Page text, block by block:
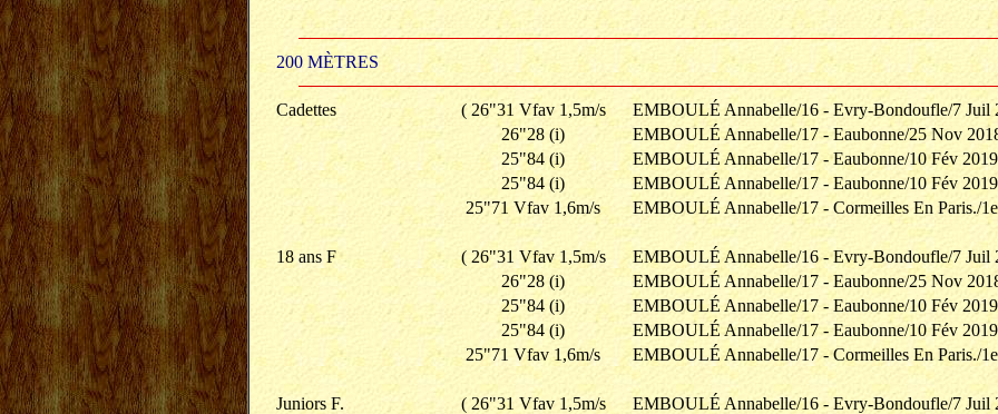
200 MÈTRES
Cadettes ( 26"31 Vfav 1,5m/s
EMBOULÉ Annabelle/16 - Evry-Bondoufle/7 Juil
26"28 (i)
EMBOULÉ Annabelle/17 - Eaubonne/25 Nov
25"84 (i)
EMBOULÉ Annabelle/17 - Eaubonne/10 Fév 2019
25"84 (i)
EMBOULÉ Annabelle/17 - Eaubonne/10 Fév 2019
25"71 Vfav 1,6m/s
EMBOULÉ Annabelle/17 - Cormeilles En Paris./
18 ans F ( 26"31 Vfav 1,5m/s
EMBOULÉ Annabelle/16 - Evry-Bondoufle/7 Juil
26"28 (i)
EMBOULÉ Annabelle/17 - Eaubonne/25 Nov
25"84 (i)
EMBOULÉ Annabelle/17 - Eaubonne/10 Fév 2019
25"84 (i)
EMBOULÉ Annabelle/17 - Eaubonne/10 Fév 2019
25"71 Vfav 1,6m/s
EMBOULÉ Annabelle/17 - Cormeilles En Paris./
Juniors F. ( 26"31 Vfav 1,5m/s
EMBOULÉ Annabelle/16 - Evry-Bondoufle/7 Juil